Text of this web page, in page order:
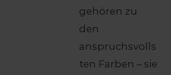
gehören zu
den
anspruchsvolls
ten Farben – sie